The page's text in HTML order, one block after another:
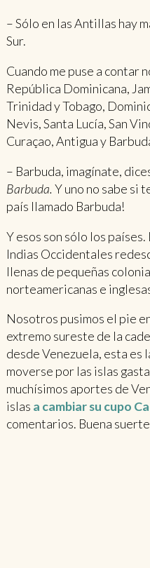
– Sólo en las Antillas hay
Sur.
Cuando me puse a contar
República Dominicana,
Trinidad y Tobago,
Nevis, Santa Lucía, San
Curaçao, Antigua y
– Barbuda, imagínate,
Barbuda. Y uno no sabe si
país llamado Barbuda!
Y esos son sólo los
Indias Occidentales
llenas de pequeñas
norteamericanas e
Nosotros pusimos el pie
extremo sureste de la
desde Venezuela, esta es
moverse por las islas
muchísimos aportes de
islas a cambiar su cupo
comentarios. Buena